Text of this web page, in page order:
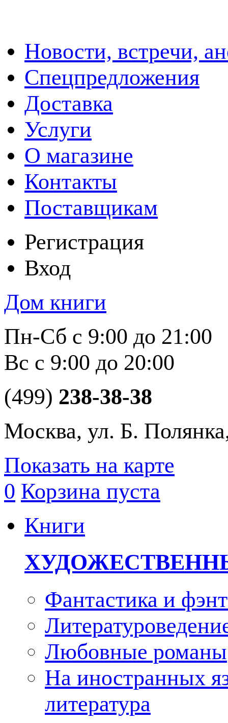
Новости, встречи,
Спецпредложения
Доставка
Услуги
О магазине
Контакты
Поставщикам
Регистрация
Вход
Дом книги
Пн-Сб с 9:00 до 21:00
Вс с 9:00 до 20:00
(499) 238-38-38
Москва, ул. Б.
Показать на карте
0 Корзина пуста
Книги
Фантастика и
Любовные романы
На иностранных
литература